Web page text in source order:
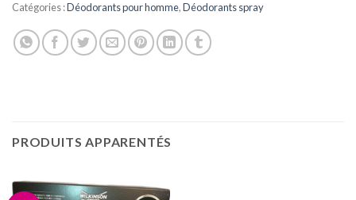
Catégories :Déodorants pour homme,Déodorants spray
PRODUITS APPARENTÉS